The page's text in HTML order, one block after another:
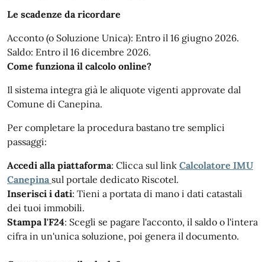
Le scadenze da ricordare
Acconto (o Soluzione Unica): Entro il 16 giugno 2026.
Saldo: Entro il 16 dicembre 2026.
Come funziona il calcolo online?
Il sistema integra già le aliquote vigenti approvate dal
Comune di Canepina.
Per completare la procedura bastano tre semplici
passaggi:
Accedi alla piattaforma: Clicca sul link Calcolatore IMU
Canepina sul portale dedicato Riscotel.
Inserisci i dati: Tieni a portata di mano i dati catastali
dei tuoi immobili.
Stampa l'F24: Scegli se pagare l'acconto, il saldo o l'intera
cifra in un'unica soluzione, poi genera il documento.